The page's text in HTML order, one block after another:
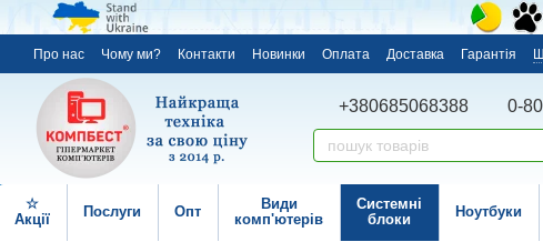
Про нас Чому ми? Контакти Новинки Оплата Доставка Гарантія
+380685068388 0-
☆
Акції
Послуги Опт
Види
комп'ютерів
Системні
блоки
Ноутбуки